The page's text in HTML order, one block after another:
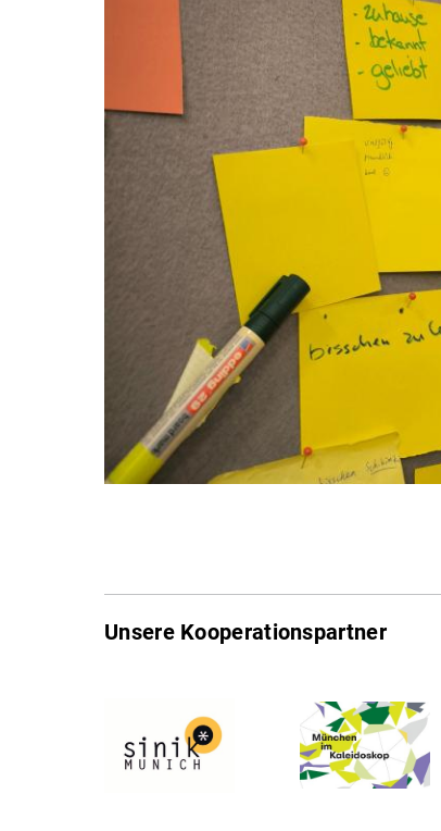
Unsere Kooperationspartner